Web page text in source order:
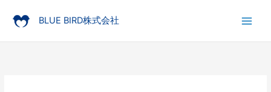
BLUE BIRD株式会社